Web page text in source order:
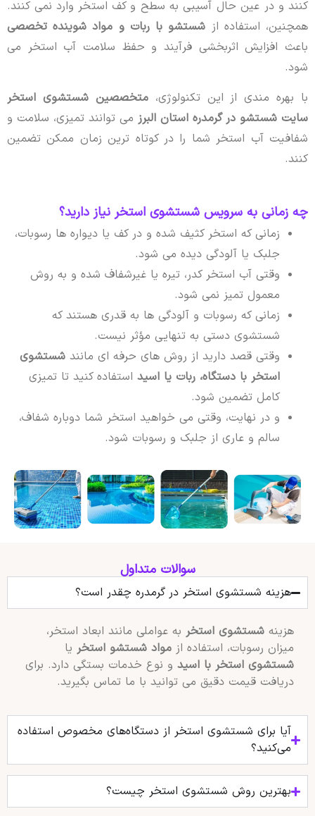
کنند و در عین حال آسیبی به سطح و کف استخر وارد نمی کنند.
همچنین، استفاده از شستشو با ربات و مواد شوینده تخصصی
باعث افزایش اثربخشی فرآیند و حفظ سلامت آب استخر می
شود.
با بهره مندی از این تکنولوژی، متخصصین شستشوی استخر
سایت شستشو در گرمدره استان البرزمی توانند تمیزی، سلامت و
شفافیت آب استخر شما را در کوتاه ترین زمان ممکن تضمین
کنند.
چه زمانی به سرویس شستشوی استخر نیاز دارید؟
زمانی که استخر کثیف شده و در کف یا دیواره ها رسوبات،
جلبک یا آلودگی دیده می شود.
وقتی آب استخر کدر، تیره یا غیرشفاف شده و به روش
معمول تمیز نمی شود.
زمانی که رسوبات و آلودگی ها به قدری هستند که
شستشوی دستی به تنهایی مؤثر نیست.
وقتی قصد دارید از روش های حرفه ای مانند شستشوی
استخر با دستگاه، ربات یا اسیداستفاده کنید تا تمیزی
کامل تضمین شود.
و در نهایت، وقتی می خواهید استخر شما دوباره شفاف،
سالم و عاری از جلبک و رسوبات شود.
سوالات متداول
هزینه شستشوی استخر در گرمدره چقدر است؟
هزینه شستشوی استخربه عواملی مانند ابعاد استخر،
میزان رسوبات، استفاده از مواد شستشو استخریا
شستشوی استخر با اسیدو نوع خدمات بستگی دارد. برای
دریافت قیمت دقیق می توانید با ما تماس بگیرید.
آیا برای شستشوی استخر از دستگاه‌های مخصوص استفاده
می‌کنید؟
بهترین روش شستشوی استخر چیست؟